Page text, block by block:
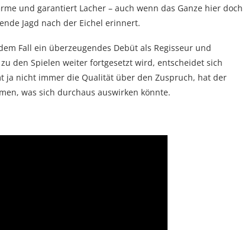
und garantiert Lacher – auch wenn das Ganze hier doch
Jagd nach der Eichel erinnert.
Fall ein überzeugendes Debüt als Regisseur und
den Spielen weiter fortgesetzt wird, entscheidet sich
ja nicht immer die Qualität über den Zuspruch, hat der
was sich durchaus auswirken könnte.